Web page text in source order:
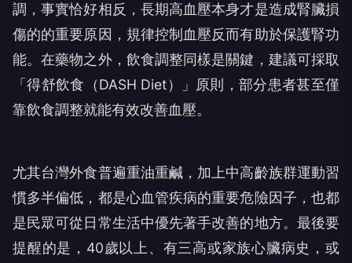
調，事實恰好相反，長期高血壓本身才是造成腎臟損
傷的的重要原因，規律控制血壓反而有助於保護腎功
能。在藥物之外，飲食調整同樣是關鍵，建議可採取
「得舒飲食（DASH Diet）」原則，部分患者甚至僅
靠飲食調整就能有效改善血壓。
尤其台灣外食普遍重油重鹹，加上中高齡族群運動習
慣多半偏低，都是心血管疾病的重要危險因子，也都
是民眾可從日常生活中優先著手改善的地方。最後要
提醒的是，40歲以上、有三高或家族心臟病史，或